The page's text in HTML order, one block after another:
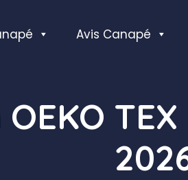
Avis Canapé